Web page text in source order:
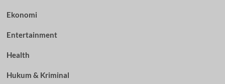
Ekonomi
Entertainment
Health
Hukum & Kriminal